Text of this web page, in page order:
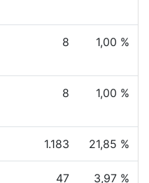
8 1,00 %
8 1,00 %
1.183 21,85 %
47 3,97 %